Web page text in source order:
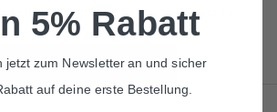
Eleganz und Charme. Zu zweit seid ihr
unschlagbar.
KINDERFLIEGEN
5% Rabatt
jetzt zum Newsletter an und sicher
auf deine erste Bestellung.